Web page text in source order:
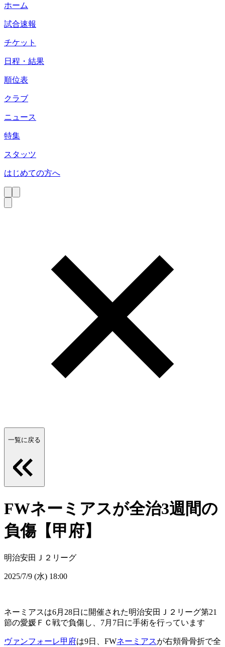
ホーム
試合速報
チケット
日程・結果
順位表
クラブ
ニュース
特集
スタッツ
はじめての方へ
一覧に戻る
FWネーミアスが全治3週間の
負傷【甲府】
明治安田Ｊ２リーグ
2025/7/9 (水) 18:00
ネーミアスは6月28日に開催された明治安田Ｊ２リーグ第21
節の愛媛ＦＣ戦で負傷し、7月7日に手術を行っています
ヴァンフォーレ甲府は9日、FWネーミアスが右頬骨骨折で全